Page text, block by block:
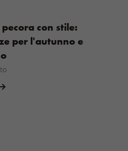
con stile:
per l'autunno e